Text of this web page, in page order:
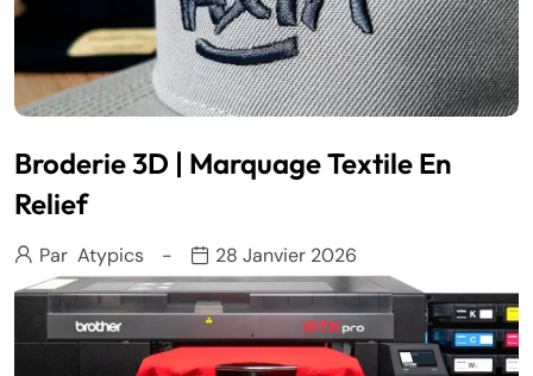
Broderie 3D | Marquage Textile En
Relief
Par Atypics 28 Janvier 2026